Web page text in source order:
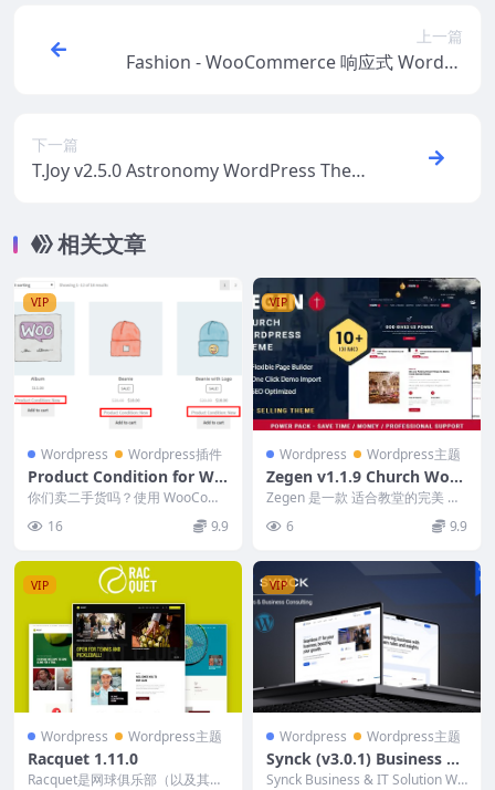
上一篇
Fashion - WooCommerce 响应式 WordPr
下一篇
T.Joy v2.5.0 Astronomy WordPress Them
相关文章
VIP
Wordpress Wordpress插件
Product Condition for Wo
oCommerce 1.4.4
你们卖二手货吗？使用 WooCom
merce 的产品状况帮助您的客户
找到满足其需...
16 9.9
VIP
Wordpress Wordpress主题
Zegen v1.1.9 Church Word
Press Theme (Activated)
Zegen 是一款 适合教堂的完美 Wo
rdPress 主题 。它专为 非营利教...
6 9.9
VIP
Wordpress Wordpress主题
Racquet 1.11.0
Racquet是网球俱乐部（以及其他
VIP
Wordpress Wordpress主题
Synck (v3.0.1) Business &
IT Solution WordPress
Synck Business & IT Solution Wo